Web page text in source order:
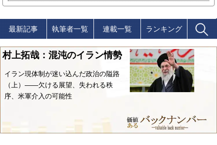
最新記事 執筆者一覧 連載一覧 ランキング
村上拓哉：混沌のイラン情勢
イラン現体制が迷い込んだ政治の隘路
（上）――欠ける展望、失われる秩
序、米軍介入の可能性